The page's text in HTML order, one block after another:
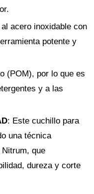
acero inoxidable con
potente y
(POM), por lo que es
y a las
: Este cuchillo para
una técnica
que
dureza y corte